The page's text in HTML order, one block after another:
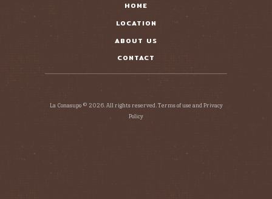
HOME
LOCATION
ABOUT US
CONTACT
La Conasupo © 2026. All rights reserved. Terms of use and Privacy
Policy